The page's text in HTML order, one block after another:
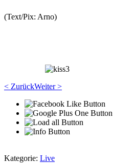
(Text/Pix: Arno)
< ZurückWeiter >
Kategorie: Live